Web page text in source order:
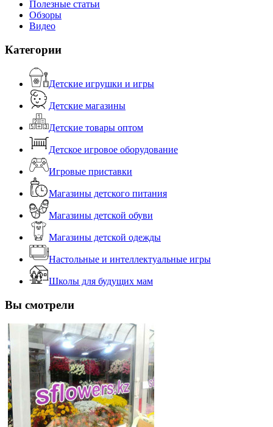
Полезные статьи
Обзоры
Видео
Категории
Детские игрушки и игры
Детские магазины
Детские товары оптом
Детское игровое оборудование
Игровые приставки
Магазины детского питания
Магазины детской обуви
Магазины детской одежды
Настольные и интеллектуальные игры
Школы для будущих мам
Вы смотрели